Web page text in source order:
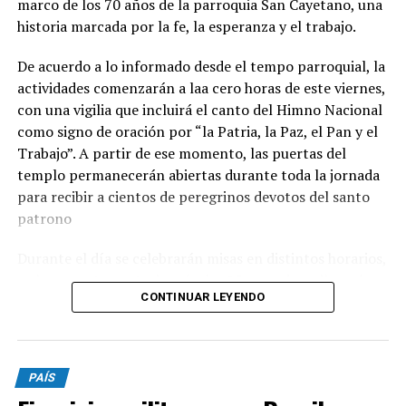
marco de los 70 años de la parroquia San Cayetano, una
historia marcada por la fe, la esperanza y el trabajo.
De acuerdo a lo informado desde el tempo parroquial, la
actividades comenzarán a laa cero horas de este viernes,
con una vigilia que incluirá el canto del Himno Nacional
como signo de oración por “la Patria, la Paz, el Pan y el
Trabajo”. A partir de ese momento, las puertas del
templo permanecerán abiertas durante toda la jornada
para recibir a cientos de peregrinos devotos del santo
patrono
y el momento central será a las 15, cuando se llevará
adelante la tradicional procesión con la imagen de San
presidida por monseñor Ernesto Giobando y finalizará
con la santa misa principal.
CONTINUAR LEYENDO
PAÍS